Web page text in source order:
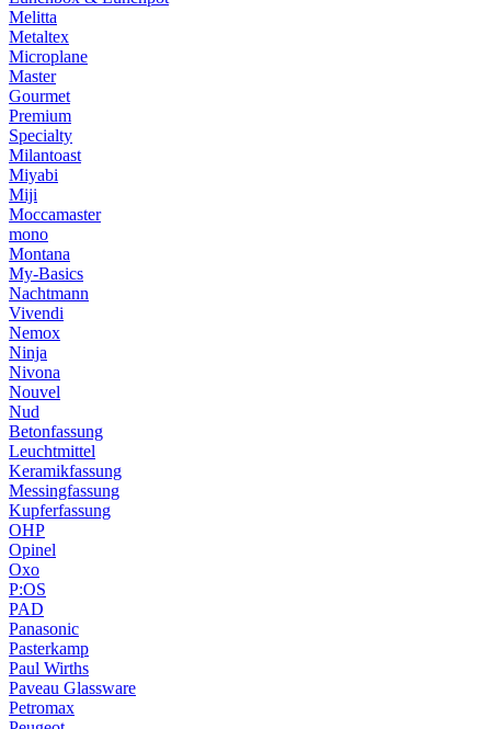
Melitta
Metaltex
Microplane
Master
Gourmet
Premium
Specialty
Milantoast
Miyabi
Miji
Moccamaster
mono
Montana
My-Basics
Nachtmann
Vivendi
Nemox
Ninja
Nivona
Nouvel
Nud
Betonfassung
Leuchtmittel
Keramikfassung
Messingfassung
Kupferfassung
OHP
Opinel
Oxo
P:OS
PAD
Panasonic
Pasterkamp
Paul Wirths
Paveau Glassware
Petromax